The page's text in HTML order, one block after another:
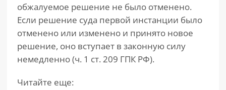
обжалуемое решение не было отменено.
Если решение суда первой инстанции было
отменено или изменено и принято новое
решение, оно вступает в законную силу
немедленно (ч. 1 ст. 209 ГПК РФ).
Читайте еще: